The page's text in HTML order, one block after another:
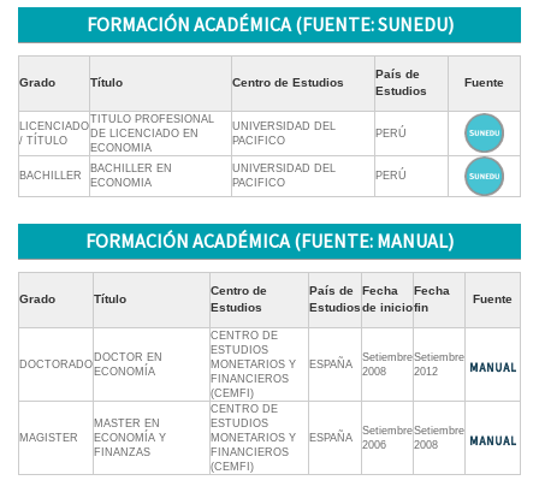
FORMACIÓN ACADÉMICA (FUENTE: SUNEDU)
Grado Título Centro de Estudios
País de
Estudios
Fuente
LICENCIADO
/ TÍTULO
TITULO PROFESIONAL
DE LICENCIADO EN
ECONOMIA
UNIVERSIDAD DEL
PACIFICO
PERÚ
BACHILLER
BACHILLER EN
ECONOMIA
UNIVERSIDAD DEL
PACIFICO
PERÚ
FORMACIÓN ACADÉMICA (FUENTE: MANUAL)
Grado Título
Centro de
Estudios
País de
Estudios
Fecha
de inicio
Fecha
fin
Fuente
DOCTORADO
DOCTOR EN
ECONOMÍA
CENTRO DE
ESTUDIOS
MONETARIOS Y
FINANCIEROS
(CEMFI)
ESPAÑA
Setiembre
2008
Setiembre
2012
MAGISTER
MASTER EN
ECONOMÍA Y
FINANZAS
CENTRO DE
ESTUDIOS
MONETARIOS Y
FINANCIEROS
(CEMFI)
ESPAÑA
Setiembre
2006
Setiembre
2008